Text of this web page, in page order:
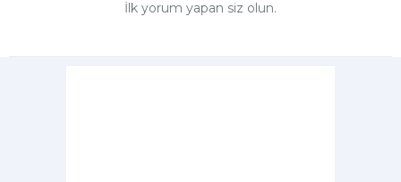
İlk yorum yapan siz olun.